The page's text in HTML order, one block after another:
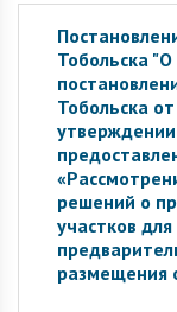
Тобольска
Тобольска
решений о
участков
размещения